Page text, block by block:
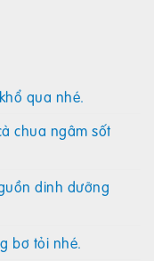
qua nhé.
chua ngâm sốt
dinh dưỡng
bơ tỏi nhé.